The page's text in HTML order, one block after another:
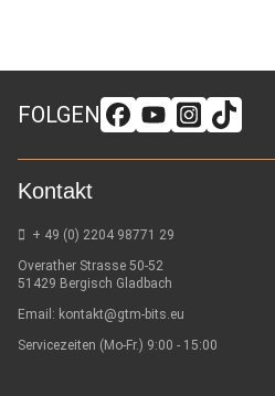
FOLGEN
Kontakt
+ 49 (0) 2204 98771 29
Overather Strasse 50-52
51429 Bergisch Gladbach
Email: kontakt@gtm-bits.eu
Servicezeiten (Mo-Fr.) 9:00 - 15:00